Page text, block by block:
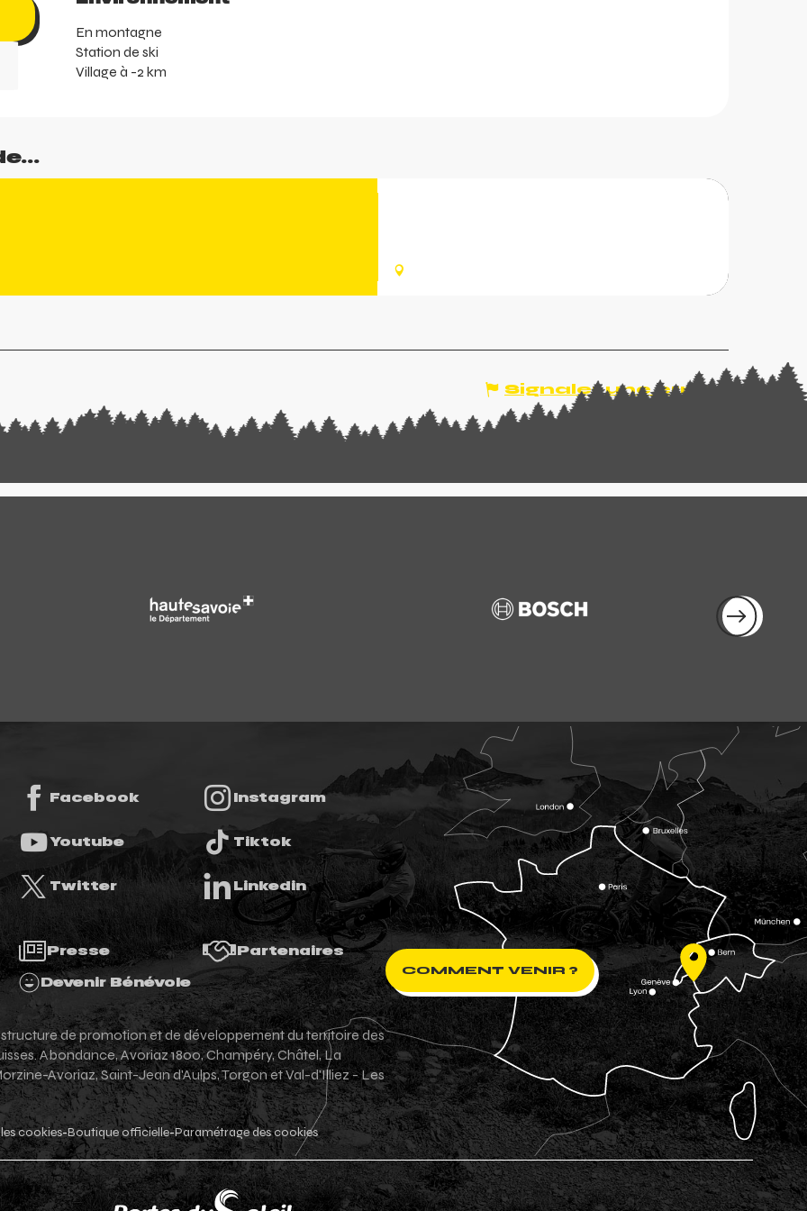
En montagne
Station de ski
Village à -2 km
Signaler une erreur
Facebook Instagram
Youtube Tiktok
Twitter Linkedin
Presse Partenaires
Devenir Bénévole
de promotion et de développement du territoire des
Abondance, Avoriaz 1800, Champéry, Châtel, La
Avoriaz, Saint-Jean d'Aulps, Torgon et Val-d'Illiez - Les
cookies-Boutique officielle-Paramétrage des cookies
COMMENT VENIR ?